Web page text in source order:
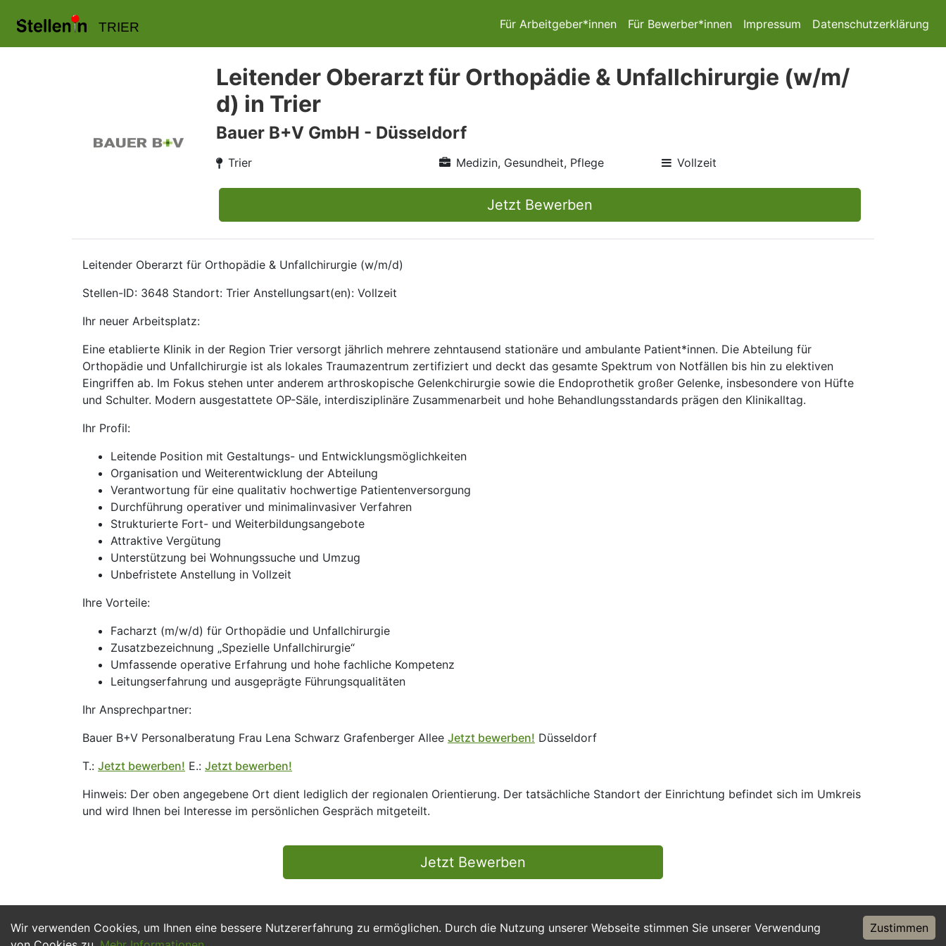
TRIER Für Arbeitgeber*innen Für Bewerber*innen Impressum Datenschutzerklärung
Wir verwenden Cookies, um Ihnen eine bessere Nutzererfahrung zu ermöglichen. Durch die Nutzung unserer Webseite stimmen Sie unserer Verwendung
Zustimmen
Leitender Oberarzt für Orthopädie & Unfallchirurgie (w/m/
d) in Trier
Bauer B+V GmbH - Düsseldorf
Trier Medizin, Gesundheit, Pflege Vollzeit
Jetzt Bewerben
Leitender Oberarzt für Orthopädie & Unfallchirurgie (w/m/d)
Stellen-ID: 3648 Standort: Trier Anstellungsart(en): Vollzeit
Ihr neuer Arbeitsplatz:
Eine etablierte Klinik in der Region Trier versorgt jährlich mehrere zehntausend stationäre und ambulante Patient*innen. Die Abteilung für
Orthopädie und Unfallchirurgie ist als lokales Traumazentrum zertifiziert und deckt das gesamte Spektrum von Notfällen bis hin zu elektiven
Eingriffen ab. Im Fokus stehen unter anderem arthroskopische Gelenkchirurgie sowie die Endoprothetik großer Gelenke, insbesondere von Hüfte
und Schulter. Modern ausgestattete OP-Säle, interdisziplinäre Zusammenarbeit und hohe Behandlungsstandards prägen den Klinikalltag.
Ihr Profil:
Leitende Position mit Gestaltungs- und Entwicklungsmöglichkeiten
Organisation und Weiterentwicklung der Abteilung
Verantwortung für eine qualitativ hochwertige Patientenversorgung
Durchführung operativer und minimalinvasiver Verfahren
Strukturierte Fort- und Weiterbildungsangebote
Attraktive Vergütung
Unterstützung bei Wohnungssuche und Umzug
Unbefristete Anstellung in Vollzeit
Ihre Vorteile:
Facharzt (m/w/d) für Orthopädie und Unfallchirurgie
Zusatzbezeichnung „Spezielle Unfallchirurgie“
Umfassende operative Erfahrung und hohe fachliche Kompetenz
Leitungserfahrung und ausgeprägte Führungsqualitäten
Ihr Ansprechpartner:
Bauer B+V Personalberatung Frau Lena Schwarz Grafenberger Allee Jetzt bewerben! Düsseldorf
T.: Jetzt bewerben! E.: Jetzt bewerben!
Hinweis: Der oben angegebene Ort dient lediglich der regionalen Orientierung. Der tatsächliche Standort der Einrichtung befindet sich im Umkreis
und wird Ihnen bei Interesse im persönlichen Gespräch mitgeteilt.
Jetzt Bewerben